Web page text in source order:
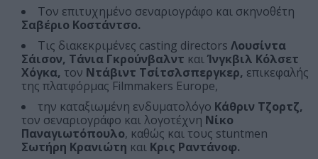
Τον επιτυχημένο σεναριογράφο και σκηνοθέτη
Σαβέριο Κοστάντσο.
Τις διακεκριμένες casting directors Λουσίντα
Σάισον, Τάνια Γκρούνβαλντ καιΊνγκβιλ Κόλσετ
Χόγκα, τον Ντάβιντ Τσίτσλσπεργκερ, επικεφαλής
της πλατφόρμας Filmmakers Europe,
την καταξιωμένη ενδυματολόγο Κάθριν Τζορτζ,
τον σεναριογράφο και λογοτέχνη Νίκο
Παναγιωτόπουλο, καθώς και τους stuntmen
Σωτήρη Κρανιώτη και Κρις Ραντάνοφ.